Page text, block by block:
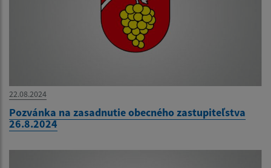
22.08.2024
Pozvánka na zasadnutie obecného zastupiteľstva
26.8.2024